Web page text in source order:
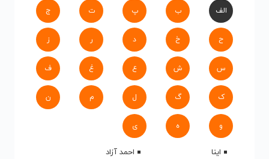
الف ب پ ت ج
ح خ د ر ز
س ش ع غ ف
ک گ ل م ن
و ه ی
اینا
احمد آزاد